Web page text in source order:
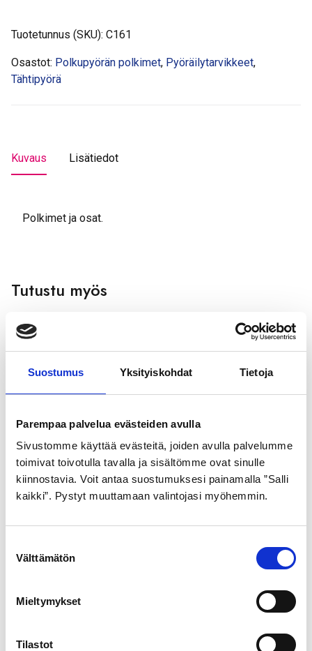
Suostumus Yksityiskohdat Tietoja
Parempaa palvelua evästeiden avulla
Sivustomme käyttää evästeitä, joiden avulla palvelumme
toimivat toivotulla tavalla ja sisältömme ovat sinulle
kiinnostavia. Voit antaa suostumuksesi painamalla ”Salli
kaikki”. Pystyt muuttamaan valintojasi myöhemmin.
Välttämätön
Mieltymykset
Tilastot
Tuotetunnus (SKU): C161
Osastot: Polkupyörän polkimet, Pyöräilytarvikkeet,
Tähtipyörä
Kuvaus Lisätiedot
Polkimet ja osat.
Tutustu myös
GOLDEN BOY
ULKORENGAS 44-484
HARMAA SR 120
21,99€
GOLDEN BOY
ULKORENGAS 47-622
HARMAA SR 123
21,99€